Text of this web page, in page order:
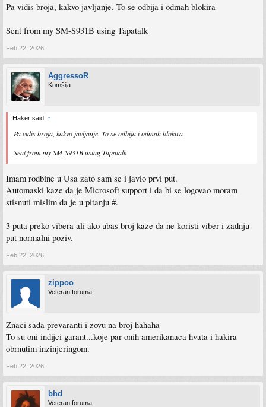
Pa vidis broja, kakvo javljanje. To se odbija i odmah blokira
Sent from my SM-S931B using Tapatalk
Feb 22, 2026
AggressoR
Komšija
Haker said: ↑
Pa vidis broja, kakvo javljanje. To se odbija i odmah blokira
Sent from my SM-S931B using Tapatalk
Imam rodbine u Usa zato sam se i javio prvi put.
Automaski kaze da je Microsoft support i da bi se logovao moram
stisnuti mislim da je u pitanju #.
3 puta preko vibera ali ako ubas broj kaze da ne koristi viber i zadnju
put normalni poziv.
Feb 22, 2026
zippoo
Veteran foruma
Znaci sada prevaranti i zovu na broj hahaha
To su oni indijci garant...koje par onih amerikanaca hvata i hakira
obrnutim inzinjeringom.
Feb 22, 2026
bhd
Veteran foruma